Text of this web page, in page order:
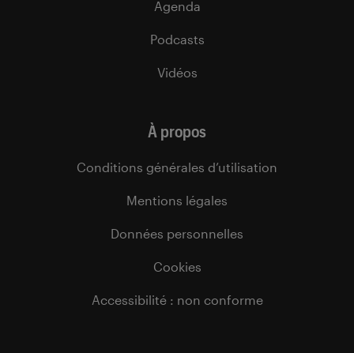
Agenda
Podcasts
Vidéos
À propos
Conditions générales d’utilisation
Mentions légales
Données personnelles
Cookies
Accessibilité : non conforme